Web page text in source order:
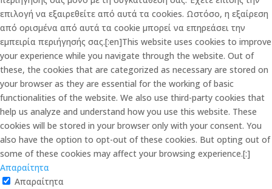
επιλογή να εξαιρεθείτε από αυτά τα cookies. Ωστόσο, η εξαίρεση
από ορισμένα από αυτά τα cookie μπορεί να επηρεάσει την
εμπειρία περιήγησής σας.[:en]This website uses cookies to improve
your experience while you navigate through the website. Out of
these, the cookies that are categorized as necessary are stored on
your browser as they are essential for the working of basic
functionalities of the website. We also use third-party cookies that
help us analyze and understand how you use this website. These
cookies will be stored in your browser only with your consent. You
also have the option to opt-out of these cookies. But opting out of
some of these cookies may affect your browsing experience.[:]
Απαραίτητα
Απαραίτητα